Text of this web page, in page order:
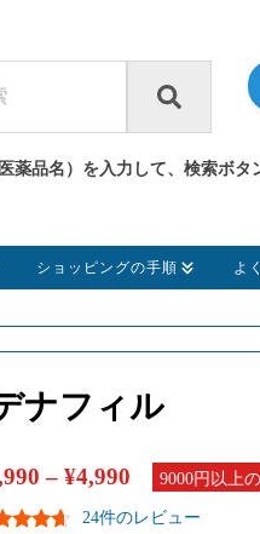
薬品名）を入力して、検索ボタ
ショッピングの手順 よ
ナフィル
–¥4,990 9000円以上
24件のレビュー